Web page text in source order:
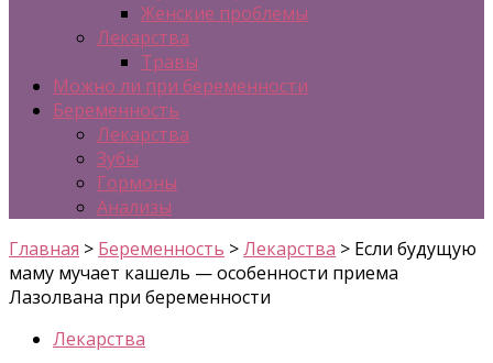
Женские проблемы
Лекарства
Травы
Можно ли при беременности
Беременность
Лекарства
Зубы
Гормоны
Анализы
Главная > Беременность >Лекарства > Если будущую
маму мучает кашель — особенности приема
Лазолвана при беременности
Лекарства